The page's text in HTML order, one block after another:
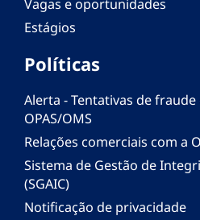
Vagas e oportunidades
Estágios
Políticas
Alerta - Tentativas de
OPAS/OMS
Relações comerciais com a
Sistema de Gestão de
(SGAIC)
Notificação de privacidade